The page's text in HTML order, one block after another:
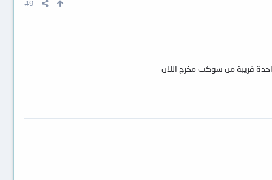
#9
قريبة من سوكت مخرج اللان